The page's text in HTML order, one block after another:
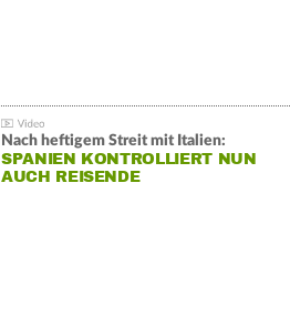
Nach heftigem Streit mit Italien:
SPANIEN KONTROLLIERT NUN
AUCH REISENDE